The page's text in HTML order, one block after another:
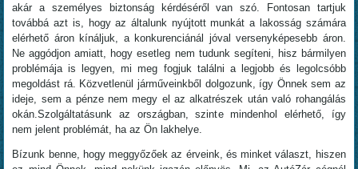
akár a személyes biztonság kérdéséről van szó. Fontosan tartjuk
továbbá azt is, hogy az általunk nyújtott munkát a lakosság számára
elérhető áron kínáljuk, a konkurenciánál jóval versenyképesebb áron.
Ne aggódjon amiatt, hogy esetleg nem tudunk segíteni, hisz bármilyen
problémája is legyen, mi meg fogjuk találni a legjobb és legolcsóbb
megoldást rá. Közvetlenül járműveinkből dolgozunk, így Önnek sem az
ideje, sem a pénze nem megy el az alkatrészek után való rohangálás
okán.Szolgáltatásunk az országban, szinte mindenhol elérhető, így
nem jelent problémát, ha az Ön lakhelye.
Bízunk benne, hogy meggyőzőek az érveink, és minket választ, hiszen